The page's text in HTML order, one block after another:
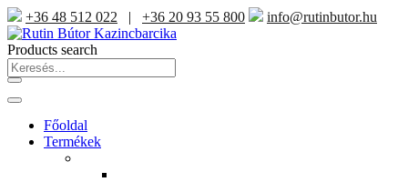
+36 48 512 022 | +36 20 93 55 800 info@rutinbutor.hu
Products search
Főoldal
Termékek